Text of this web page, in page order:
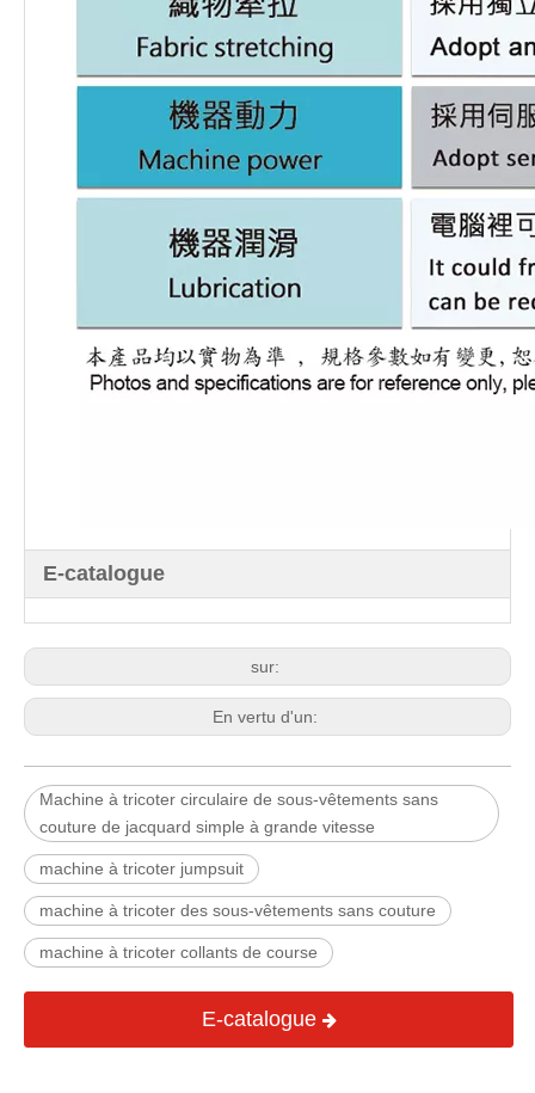
E-catalogue
sur:
En vertu d'un:
Machine à tricoter circulaire de sous-vêtements sans
couture de jacquard simple à grande vitesse
machine à tricoter jumpsuit
machine à tricoter des sous-vêtements sans couture
machine à tricoter collants de course
E-catalogue